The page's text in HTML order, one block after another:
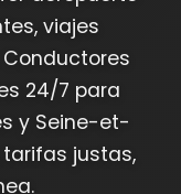
viajes
Conductores
24/7 para
y Seine-et-
tarifas justas,